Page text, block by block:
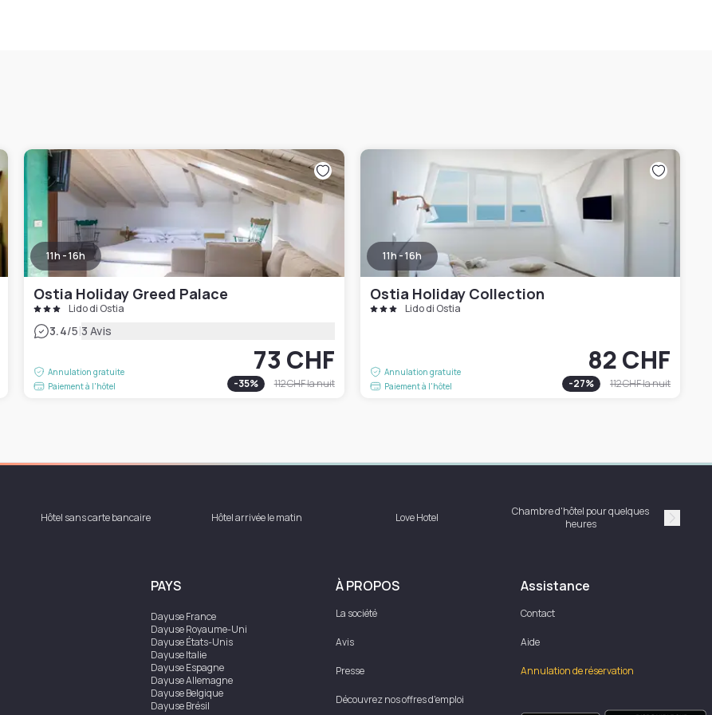
11h - 16h
Ostia Holiday Greed Palace
Lido di Ostia
3.4/5|3 Avis
Annulation gratuite
Paiement à l'hôtel
73 CHF
-35% 112 CHFla nuit
11h - 16h
Ostia Holiday Collection
Lido di Ostia
Annulation gratuite
Paiement à l'hôtel
82 CHF
-27% 112 CHFla nuit
Hôtel sans carte bancaire Hôtel arrivée le matin Love Hotel
Chambre d'hôtel pour quelques
heures
PAYS
DayuseFrance
DayuseRoyaume-Uni
DayuseÉtats-Unis
DayuseItalie
DayuseEspagne
DayuseAllemagne
DayuseBelgique
DayuseBrésil
À PROPOS
La société
Avis
Presse
Découvrez nos offres d'emploi
Assistance
Contact
Aide
Annulation de réservation